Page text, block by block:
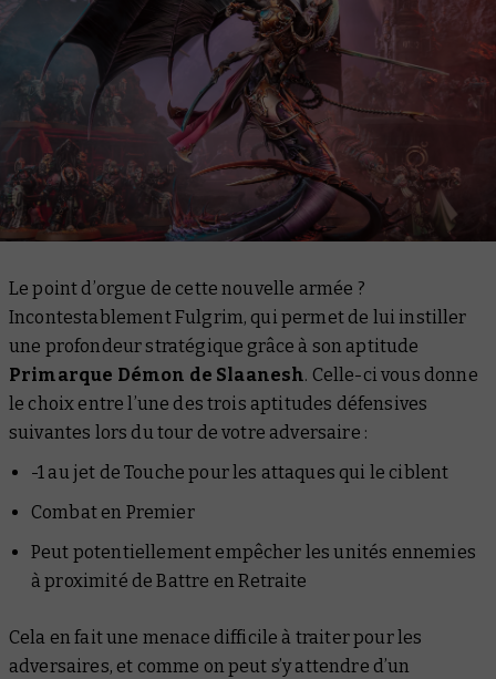
Le point d’orgue de cette nouvelle armée ?
Incontestablement Fulgrim, qui permet de lui instiller
une profondeur stratégique grâce à son aptitude
Primarque Démon de Slaanesh. Celle-ci vous donne
le choix entre l’une des trois aptitudes défensives
suivantes lors du tour de votre adversaire :
-1 au jet de Touche pour les attaques qui le ciblent
Combat en Premier
Peut potentiellement empêcher les unités ennemies
à proximité de Battre en Retraite
Cela en fait une menace difficile à traiter pour les
adversaires, et comme on peut s’y attendre d’un